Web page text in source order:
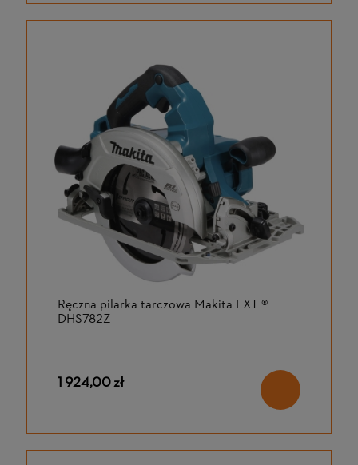
Ręczna pilarka tarczowa Makita LXT ®
DHS782Z
1 924,00 zł